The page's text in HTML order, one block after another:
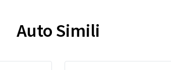
Auto Simili